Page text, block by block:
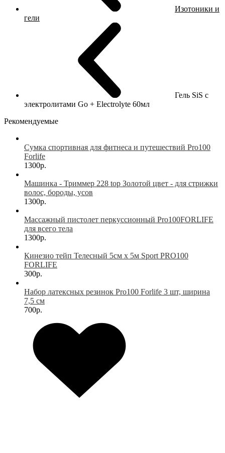
Изотоники и
гели
Гель SiS с
электролитами Go + Electrolyte 60мл
Рекомендуемые
Сумка спортивная для фитнеса и путешествий Pro100
Forlife
1300р.
Машинка - Триммер 228 top Золотой цвет - для стрижки
волос, бороды, усов
1300р.
Массажный пистолет перкуссионный Pro100FORLIFE
для всего тела
1300р.
Кинезио тейп Телесный 5см х 5м Sport PRO100
FORLIFE
300р.
Набор латексных резинок Pro100 Forlife 3 шт, ширина
7,5 см
700р.